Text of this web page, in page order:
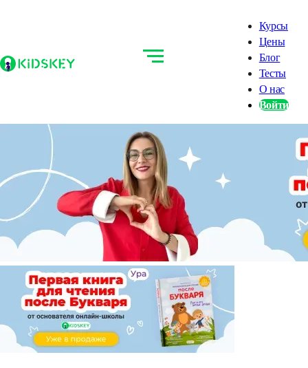
Курсы
Цены
Блог
Тесты
О нас
Войти